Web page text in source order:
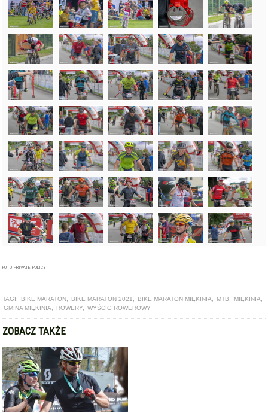
FOTO_PRIVATE_POLICY
TAGI: BIKE MARATON BIKE MARATON 2021 BIKE MARATON MIĘKINIA MTB MIĘKINIA
GMINA MIĘKINIA
ROWERY WYŚCIG ROWEROWY
ZOBACZ TAKŻE